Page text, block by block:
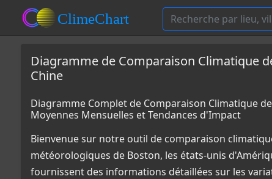
Diagramme de Comparaison Climatique
Chine
Diagramme Complet de Comparaison Climatique
Moyennes Mensuelles et Tendances d'Impact
Bienvenue sur notre outil de comparaison
météorologiques de Boston, les états-unis
fournissent des informations détaillées sur les